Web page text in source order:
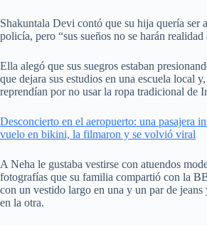
Shakuntala Devi contó que su hija quería ser
policía, pero “sus sueños no se harán realidad
Ella alegó que sus suegros estaban
que dejara sus estudios en una escuela local
reprendían por no usar la ropa tradicional de
Desconcierto en el aeropuerto: una pasajera
vuelo en bikini, la filmaron y se volvió viral
A Neha le gustaba vestirse con atuendos
fotografías que su familia compartió con la
con un vestido largo en una y un par de jeans
en la otra.